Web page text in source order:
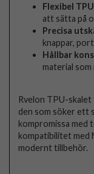
Flexibel
att sätta på
Precisa
knappar,
Hållbar
material
Rvelon TPU-
den som söker ett
kompromissa med
kompatibilitet med
modernt tillbehör.